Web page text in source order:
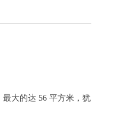
大的达 56 平方米，犹